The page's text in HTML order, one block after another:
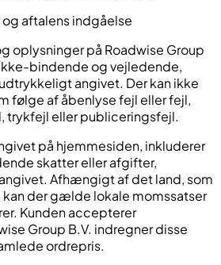
aftalens indgåelse
oplysninger på Roadwise Group
bindende og vejledende,
angivet. Der kan ikke
følge af åbenlyse fejl eller fejl,
trykfejl eller publiceringsfejl.
på hjemmesiden, inkluderer
skatter eller afgifter,
Afhængigt af det land, som
der gælde lokale momssatser
Kunden accepterer
Group B.V. indregner disse
ordrepris.